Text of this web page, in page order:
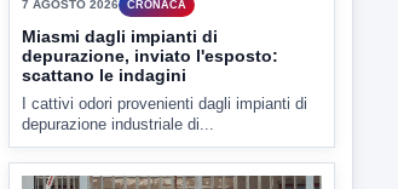
7 AGOSTO 2026 CRONACA
Miasmi dagli impianti di
depurazione, inviato l'esposto:
scattano le indagini